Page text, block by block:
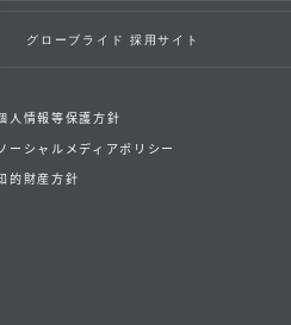
人情報等保護方針
ーシャルメディアポリシー
的財産方針
グローブライド 採用サイト